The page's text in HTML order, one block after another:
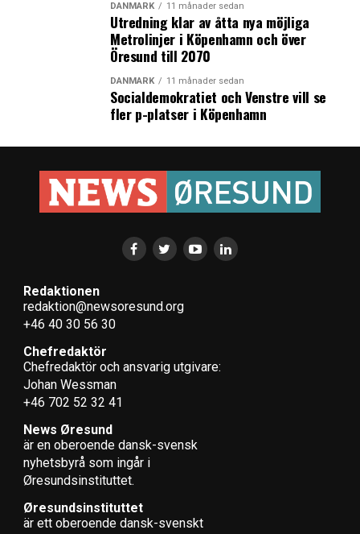
DANMARK 11 månader sedan
Utredning klar av åtta nya möjliga
Metrolinjer i Köpenhamn och över
Öresund till 2070
DANMARK 11 månader sedan
Socialdemokratiet och Venstre vill se
fler p-platser i Köpenhamn
Redaktionen
redaktion@newsoresund.org
+46 40 30 56 30
Chefredaktör
Chefredaktör och ansvarig utgivare:
Johan Wessman
+46 702 52 32 41
News Øresund
är en oberoende dansk-svensk
nyhets­byrå som ingår i
Øresundsinstituttet.
Øresundsinstituttet
är ett oberoende dansk-svenskt